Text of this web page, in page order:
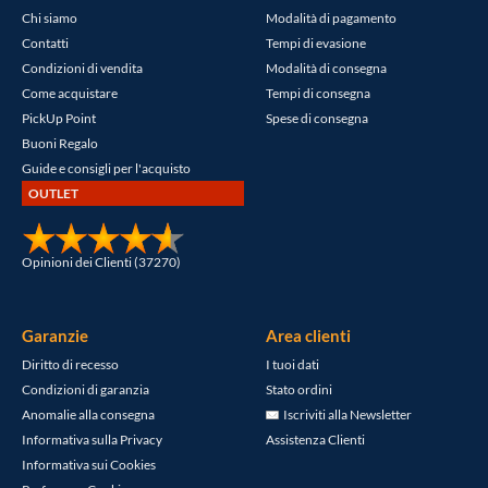
Chi siamo
Contatti
Condizioni di vendita
Come acquistare
PickUp Point
Buoni Regalo
Guide e consigli per l'acquisto
OUTLET
Opinioni dei Clienti (37270)
Modalità di pagamento
Tempi di evasione
Modalità di consegna
Tempi di consegna
Spese di consegna
Garanzie
Diritto di recesso
Condizioni di garanzia
Anomalie alla consegna
Informativa sulla Privacy
Informativa sui Cookies
Area clienti
I tuoi dati
Stato ordini
Iscriviti alla Newsletter
Assistenza Clienti